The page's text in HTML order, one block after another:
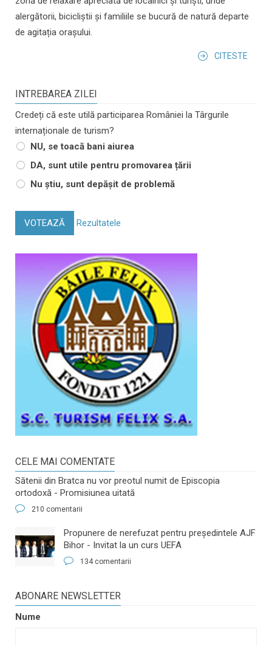
alergătorii, bicicliștii și familiile se bucură de natură departe
de agitația orașului.
CITESTE
INTREBAREA ZILEI
Credeți că este utilă participarea României la Târgurile
internaționale de turism?
NU, se toacă bani aiurea
DA, sunt utile pentru promovarea țării
Nu știu, sunt depășit de problemă
VOTEAZĂ Rezultatele
CELE MAI COMENTATE
Sătenii din Bratca nu vor preotul numit de Episcopia
ortodoxă - Promisiunea uitată
210 comentarii
​Propunere de nerefuzat pentru preşedintele AJF
Bihor - Invitat la un curs UEFA
134 comentarii
ABONARE NEWSLETTER
Nume